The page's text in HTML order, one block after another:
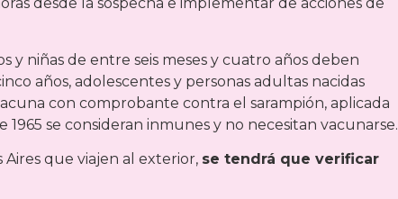
y niñas de entre seis meses y cuatro años deben
años, adolescentes y personas adultas nacidas
con comprobante contra el sarampión, aplicada
1965 se consideran inmunes y no necesitan vacunarse.
Aires que viajen al exterior, se tendrá que verificar